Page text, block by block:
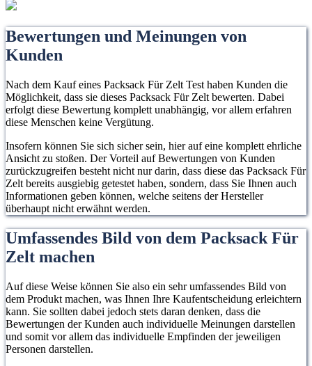
Bewertungen und Meinungen von
Kunden
Nach dem Kauf eines Packsack Für Zelt Test haben Kunden die
Möglichkeit, dass sie dieses Packsack Für Zelt bewerten. Dabei
erfolgt diese Bewertung komplett unabhängig, vor allem erfahren
diese Menschen keine Vergütung.
Insofern können Sie sich sicher sein, hier auf eine komplett ehrliche
Ansicht zu stoßen. Der Vorteil auf Bewertungen von Kunden
zurückzugreifen besteht nicht nur darin, dass diese das Packsack Für
Zelt bereits ausgiebig getestet haben, sondern, dass Sie Ihnen auch
Informationen geben können, welche seitens der Hersteller
überhaupt nicht erwähnt werden.
Umfassendes Bild von dem Packsack Für
Zelt machen
Auf diese Weise können Sie also ein sehr umfassendes Bild von
dem Produkt machen, was Ihnen Ihre Kaufentscheidung erleichtern
kann. Sie sollten dabei jedoch stets daran denken, dass die
Bewertungen der Kunden auch individuelle Meinungen darstellen
und somit vor allem das individuelle Empfinden der jeweiligen
Personen darstellen.